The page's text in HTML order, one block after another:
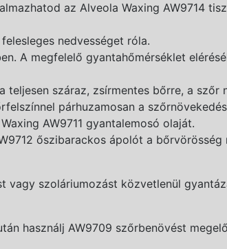
az Alveola Waxing AW9714
nedvességet róla.
A megfelelő gyantahőmérséklet
száraz, zsírmentes bőrre, a szőr
párhuzamosan a
AW9711 gyantalemosó olaját.
őszibarackos ápolót a
szoláriumozást közvetlenül
használj AW9709 szőrbenövést